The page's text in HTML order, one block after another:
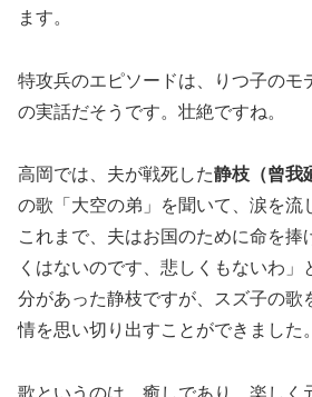
ます。
特攻兵のエピソードは、りつ子のモ
の実話だそうです。壮絶ですね。
高岡では、夫が戦死した静枝（曾我
の歌「大空の弟」を聞いて、涙を流
これまで、夫はお国のために命を捧
くはないのです、悲しくもないわ」
分があった静枝ですが、スズ子の歌
情を思い切り出すことができました。